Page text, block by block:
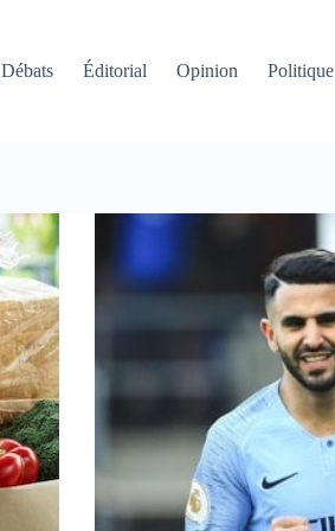
Débats Éditorial Opinion Politique